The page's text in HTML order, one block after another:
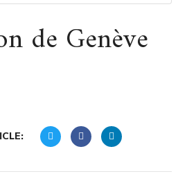
de Genève